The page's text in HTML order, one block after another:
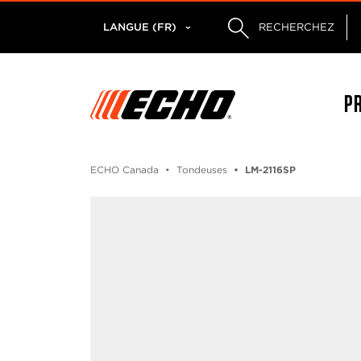
LANGUE (FR) RECHERCHEZ
ECHO Canada Tondeuses LM-2116SP